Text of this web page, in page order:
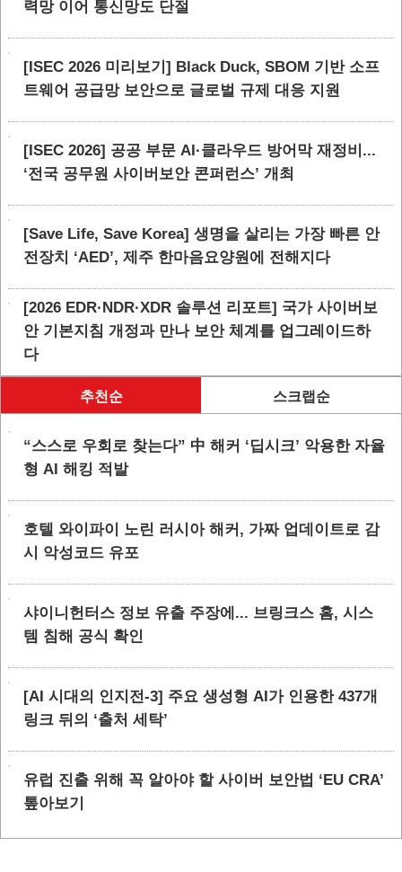
력망 이어 통신망도 단절
[ISEC 2026 미리보기] Black Duck, SBOM 기반 소프
트웨어 공급망 보안으로 글로벌 규제 대응 지원
[ISEC 2026] 공공 부문 AI·클라우드 방어막 재정비...
‘전국 공무원 사이버보안 콘퍼런스’ 개최
[Save Life, Save Korea] 생명을 살리는 가장 빠른 안
전장치 ‘AED’, 제주 한마음요양원에 전해지다
[2026 EDR·NDR·XDR 솔루션 리포트] 국가 사이버보
안 기본지침 개정과 만나 보안 체계를 업그레이드하
다
추천순 스크랩순
“스스로 우회로 찾는다” 中 해커 ‘딥시크’ 악용한 자율
형 AI 해킹 적발
호텔 와이파이 노린 러시아 해커, 가짜 업데이트로 감
시 악성코드 유포
샤이니헌터스 정보 유출 주장에... 브링크스 홈, 시스
템 침해 공식 확인
[AI 시대의 인지전-3] 주요 생성형 AI가 인용한 437개
링크 뒤의 ‘출처 세탁’
유럽 진출 위해 꼭 알아야 할 사이버 보안법 ‘EU CRA’
톺아보기